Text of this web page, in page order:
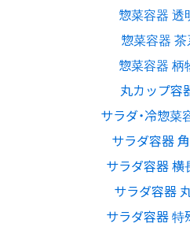
惣菜容器 透
惣菜容器 茶
惣菜容器 柄
丸カップ容
サラダ・冷惣菜
サラダ容器 角
サラダ容器 横
サラダ容器 丸
サラダ容器 特